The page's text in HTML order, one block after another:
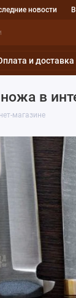
новости
и доставка
в
магазине